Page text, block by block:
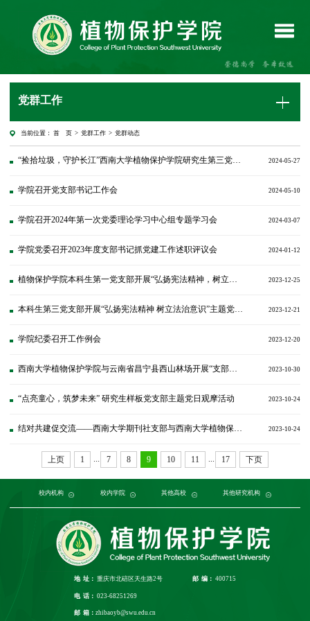
党群工作
当前位置： 首 页 >党群工作 >党群动态
2024-05-27
“捡拾垃圾，守护长江”西南大学植物保护学院研究生第三党支部开展志愿服务活动
2024-05-10
学院召开党支部书记工作会
2024-03-07
学院召开2024年第一次党委理论学习中心组专题学习会
2024-01-12
学院党委召开2023年度支部书记抓党建工作述职评议会
2023-12-25
植物保护学院本科生第一党支部开展“弘扬宪法精神，树立法治意识”主题党日活动
2023-12-21
本科生第三党支部开展“弘扬宪法精神 树立法治意识”主题党日活动
2023-12-20
学院纪委召开工作例会
2023-10-30
西南大学植物保护学院与云南省昌宁县西山林场开展“支部结对聚合力，携手共建促发展”为主题的支部结对共建活动
2023-10-24
“点亮童心，筑梦未来” 研究生样板党支部主题党日观摩活动
2023-10-24
结对共建促交流——西南大学期刊社支部与西南大学植物保护学院研究生第三党支部联合举办主题党日活动
上页 1 ... 7 8 9 10 11 ... 17 下页
校内机构
党委组织部 党委宣传部 发展规划与学科建设部 人力资源部 本科生院 研究生院 科学技术发展研究院
校内学院
农学与生物科技学院 园艺园林学院 生命科学学院 生物技术学院 资源环境学院
其他高校
中国农业大学 浙江大学 西北农林科技大学 南京农业大学 华中农业大学 华南农业大学 山西农业大学
其他研究机构
中国农业科学院植物保护研究所 中国科学院植物研究所 中国科学院 中国农业科学院 重庆市农业科学院
地 址： 重庆市北碚区天生路2号 邮 编： 400715
电 话： 023-68251269
邮 箱：zhibaoyb@swu.edu.cn